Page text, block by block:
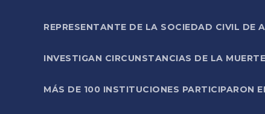
REPRESENTANTE DE LA SOCIEDAD CIVIL DE
INVESTIGAN CIRCUNSTANCIAS DE LA
MÁS DE 100 INSTITUCIONES PARTICIPARON